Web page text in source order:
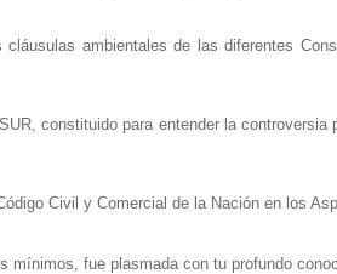
ambientales de las diferentes
constituido para entender la
Civil y Comercial de la Nación en los
mínimos, fue plasmada con tu profundo